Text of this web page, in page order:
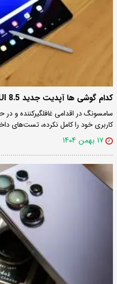
کدام گوشی ها آپدیت جدید One UI 8.5 را دریافت می‌ کنند؟
سامسونگ در اقدامی غافلگیرکننده و در
کاربری خود را کامل نکرده، تست‌های
۱۷ بهمن ۱۴۰۴